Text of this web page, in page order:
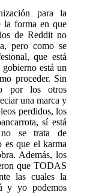
para la
la forma en que
de Reddit no
pero como se
que está
está un
proceder. Sin
por los otros
una marca y
perdidos, los
sí está
se trata de
es que el karma
Además, los
que TODAS
las cuales la
y yo podemos